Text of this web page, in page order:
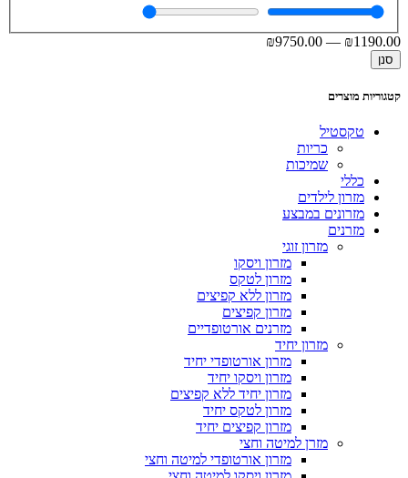
₪1190.00
—
₪9750.00
סנן
קטגוריות מוצרים
טקסטיל
כריות
שמיכות
כללי
מזרון לילדים
מזרונים במבצע
מזרנים
מזרון זוגי
מזרון ויסקו
מזרון לטקס
מזרון ללא קפיצים
מזרון קפיצים
מזרנים אורטופדיים
מזרון יחיד
מזרון אורטופדי יחיד
מזרון ויסקו יחיד
מזרון יחיד ללא קפיצים
מזרון לטקס יחיד
מזרון קפיצים יחיד
מזרן למיטה וחצי
מזרון אורטופדי למיטה וחצי